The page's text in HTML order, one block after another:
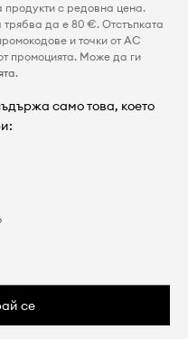
продукти с редовна цена.
да е 80 €. Отстъпката
и точки от AC
промоцията. Може да ги
.
само това, което
се